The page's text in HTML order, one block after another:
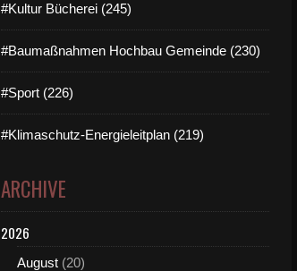
#Kultur Bücherei (245)
#Baumaßnahmen Hochbau Gemeinde (230)
#Sport (226)
#Klimaschutz-Energieleitplan (219)
ARCHIVE
2026
August (20)